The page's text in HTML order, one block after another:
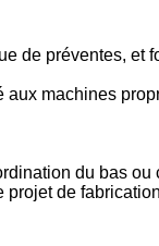
de préventes,
machines
du bas ou
projet de